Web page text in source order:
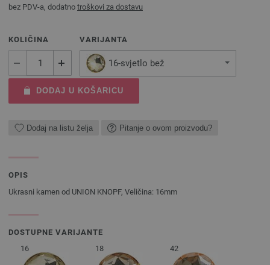
bez PDV-a, dodatno troškovi za dostavu
KOLIČINA VARIJANTA
16-svjetlo bež
DODAJ U KOŠARICU
Dodaj na listu želja Pitanje o ovom proizvodu?
OPIS
Ukrasni kamen od UNION KNOPF, Veličina: 16mm
DOSTUPNE VARIJANTE
16
18 42